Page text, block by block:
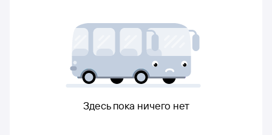
Здесь пока ничего нет